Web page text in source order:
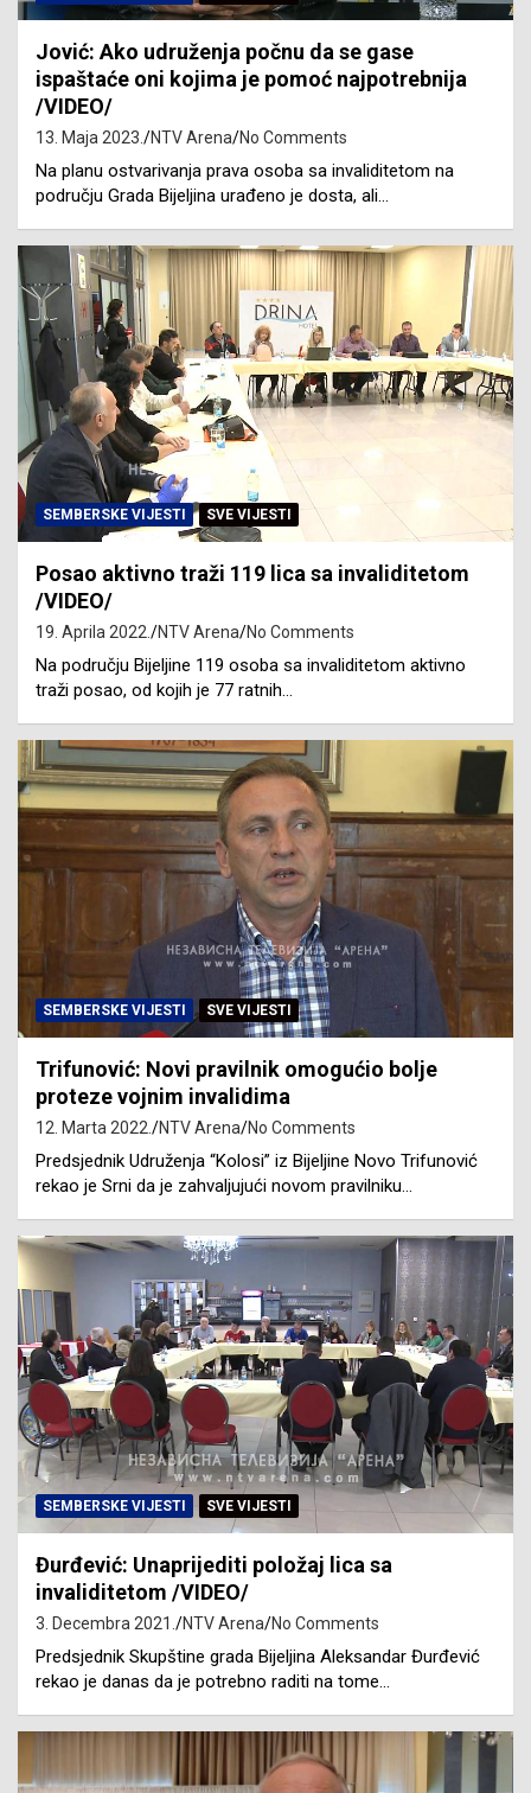
Jović: Ako udruženja počnu da se gase
ispaštaće oni kojima je pomoć najpotrebnija
/VIDEO/
13. Maja 2023. NTV Arena No Comments
Na planu ostvarivanja prava osoba sa invaliditetom na
području Grada Bijeljina urađeno je dosta, ali…
SEMBERSKE VIJESTI SVE VIJESTI
Posao aktivno traži 119 lica sa invaliditetom
/VIDEO/
19. Aprila 2022. NTV Arena No Comments
Na području Bijeljine 119 osoba sa invaliditetom aktivno
traži posao, od kojih je 77 ratnih…
SEMBERSKE VIJESTI SVE VIJESTI
Trifunović: Novi pravilnik omogućio bolje
proteze vojnim invalidima
12. Marta 2022. NTV Arena No Comments
Predsjednik Udruženja “Kolosi” iz Bijeljine Novo Trifunović
rekao je Srni da je zahvaljujući novom pravilniku…
SEMBERSKE VIJESTI SVE VIJESTI
Đurđević: Unaprijediti položaj lica sa
invaliditetom /VIDEO/
3. Decembra 2021. NTV Arena No Comments
Predsjednik Skupštine grada Bijeljina Aleksandar Đurđević
rekao je danas da je potrebno raditi na tome…